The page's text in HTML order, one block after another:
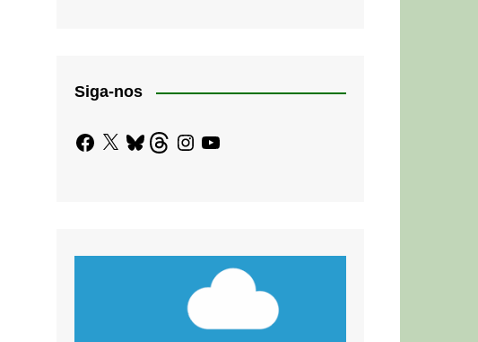
Siga-nos
Facebook
X BlueskyThreadsInstagram
YouTube